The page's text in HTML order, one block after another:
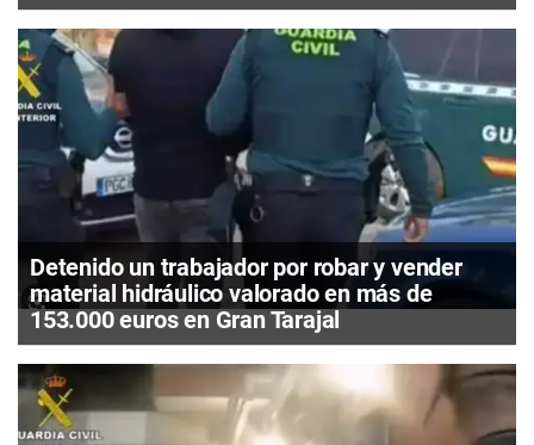
Detenido un trabajador por robar y vender
material hidráulico valorado en más de
153.000 euros en Gran Tarajal